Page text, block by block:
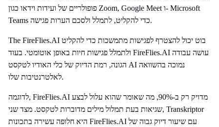
פופולריים של ועידות וידאו כגון Zoom, Google Meet ו- Microsoft
Teams כדי להקליט, לתמלל ולסכם הערות פגישה.
The FireFlies.AI בוט יכול להצטרף לפגישות מתמשכות כדי להקליט
ולתמלל פגישות חיות באופן אוטומטי. בעוד FireFlies.AI עושה עבודה
הגונה, רמת הדיוק של כלי האודיו לטקסט AI נמוכה בהשוואה
לאלטרנטיבות שלו.
לדוגמה, FireFlies.AI מדויק רק ב-90%, מה שאומר שהוא עלול לבצע
שגיאות בעת תמלול מילים מדוברות לטקסט. מצד שני, Transkriptor
היא חלופה עשירה בתכונות FireFlies.AI עם שיעור דיוק גבוה של